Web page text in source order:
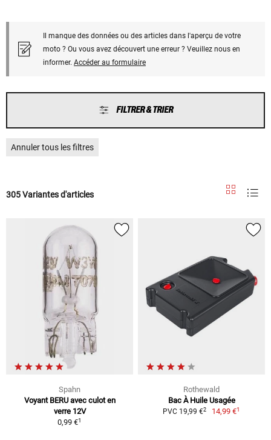
Il manque des données ou des articles dans l'aperçu de votre
moto ? Ou vous avez découvert une erreur ? Veuillez nous en
informer. Accéder au formulaire
FILTRER & TRIER
Annuler tous les filtres
305 Variantes d'articles
Spahn
Voyant BERU avec culot en
verre 12V
0,99 €1
Rothewald
Bac À Huile Usagée
PVC 19,99 €2 14,99 €1